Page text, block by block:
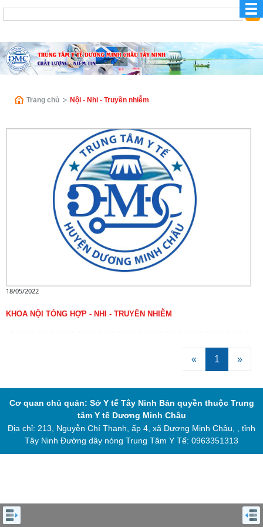
Trang chủ Nội - Nhi - Truyền nhiễm
18/05/2022
KHOA NỘI TỎNG HỢP - NHI - TRUYỀN NHIỄM
« 1 »
Cơ quan chủ quản: Sở Y tế Tây Ninh Bản quyền thuộc Trung
tâm Y tế Dương Minh Châu
Địa chỉ: 213, Nguyễn Chí Thanh, ấp 4, xã Dương Minh Châu, , tỉnh
Tây Ninh Đường dây nóng Trung Tâm Y Tế: 0963351313